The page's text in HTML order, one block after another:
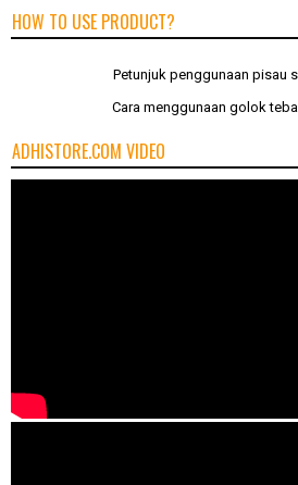
HOW TO USE PRODUCT?
Petunjuk penggunaan pisau
Cara menggunaan golok
ADHISTORE.COM VIDEO